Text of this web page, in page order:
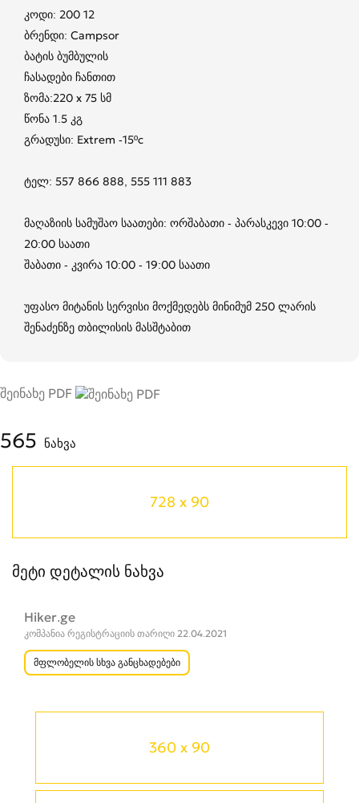
360 x 90
კოდი: 200 12
ბრენდი: Campsor
ბატის ბუმბულის
ჩასადები ჩანთით
ზომა:220 x 75 სმ
წონა 1.5 კგ
გრადუსი: Extrem -15ºc
ტელ: 557 866 888, 555 111 883
მაღაზიის სამუშაო საათები: ორშაბათი - პარასკევი 10:00 -
20:00 საათი
შაბათი - კვირა 10:00 - 19:00 საათი
უფასო მიტანის სერვისი მოქმედებს მინიმუმ 250 ლარის
შენაძენზე თბილისის მასშტაბით
შეინახე PDF
565 ნახვა
728 x 90
მეტი დეტალის ნახვა
Hiker.ge
კომპანია რეგისტრაციის თარიღი 22.04.2021
მფლობელის სხვა განცხადებები